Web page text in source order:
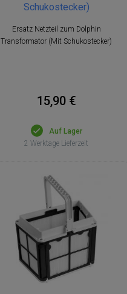
Schukostecker)
Ersatz Netzteil zum Dolphin
Transformator (Mit Schukostecker)
15,90 €
Auf Lager
2 Werktage Lieferzeit